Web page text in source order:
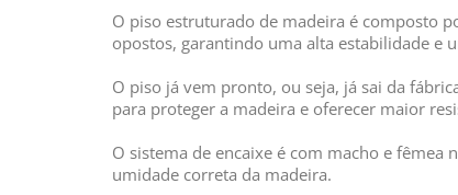
O piso estruturado de madeira é composto
opostos, garantindo uma alta estabilidade e
O piso já vem pronto, ou seja, já sai da
para proteger a madeira e oferecer maior
O sistema de encaixe é com macho e fêmea
umidade correta da madeira.